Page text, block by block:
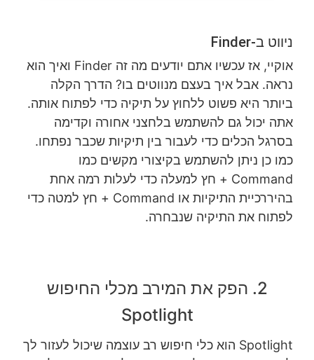
ניווט ב-Finder
אוקיי, אז עכשיו אתם יודעים מה זה Finder ואיך הוא
נראה. אבל איך בעצם מנווטים בו? הדרך הקלה
ביותר היא פשוט ללחוץ על תיקיה כדי לפתוח אותה.
אתה יכול גם להשתמש בלחצני אחורה וקדימה
בסרגל הכלים כדי לעבור בין תיקיות שכבר נפתחו.
כמו כן ניתן להשתמש בקיצורי מקשים כמו
Command + חץ למעלה כדי לעלות רמה אחת
בהיררכיית התיקיות או Command + חץ למטה כדי
לפתוח את התיקיה שנבחרה.
2. הפק את המירב מכלי החיפוש
Spotlight
Spotlight הוא כלי חיפוש רב עוצמה שיכול לעזור לך